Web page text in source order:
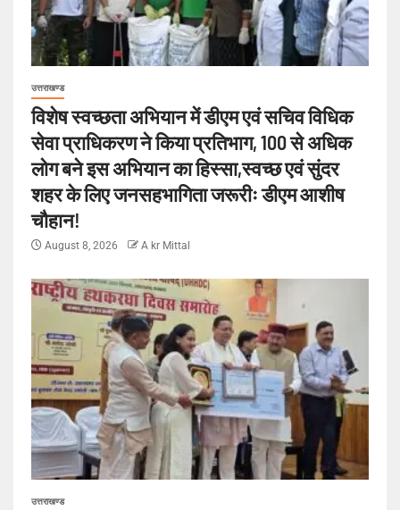
उत्तराखण्ड
विशेष स्वच्छता अभियान में डीएम एवं सचिव विधिक
सेवा प्राधिकरण ने किया प्रतिभाग, 100 से अधिक
लोग बने इस अभियान का हिस्सा,स्वच्छ एवं सुंदर
शहर के लिए जनसहभागिता जरूरीः डीएम आशीष
चौहान!
August 8, 2026 A kr Mittal
उत्तराखण्ड